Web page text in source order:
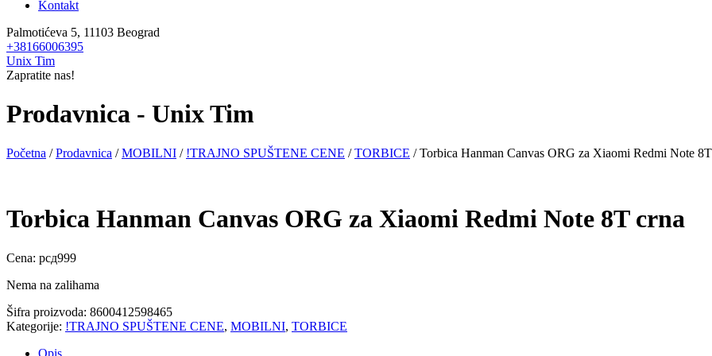
Kontakt
Palmotićeva 5, 11103 Beograd
+38166006395
Unix Tim
Zapratite nas!
Prodavnica - Unix Tim
Početna /Prodavnica /MOBILNI / !TRAJNO SPUŠTENE CENE /TORBICE / Torbica Hanman Canvas ORG za Xiaomi Redmi Note
Torbica Hanman Canvas ORG za Xiaomi Redmi Note 8T crna
Cena: рсд999
Nema na zalihama
Šifra proizvoda: 8600412598465
Kategorije: !TRAJNO SPUŠTENE CENE, MOBILNI, TORBICE
Opis